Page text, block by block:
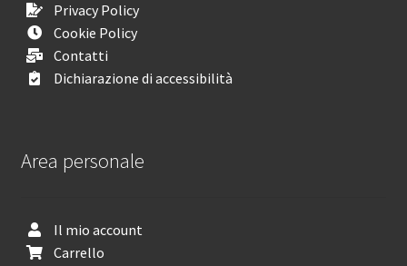
Privacy Policy
Cookie Policy
Contatti
Dichiarazione di accessibilità
Area personale
Il mio account
Carrello